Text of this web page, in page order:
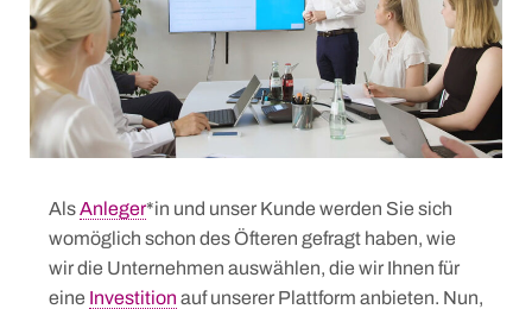
AlsAnleger*in und unser Kunde werden Sie sich
womöglich schon des Öfteren gefragt haben, wie
wir die Unternehmen auswählen, die wir Ihnen für
eine Investition auf unserer Plattform anbieten. Nun,